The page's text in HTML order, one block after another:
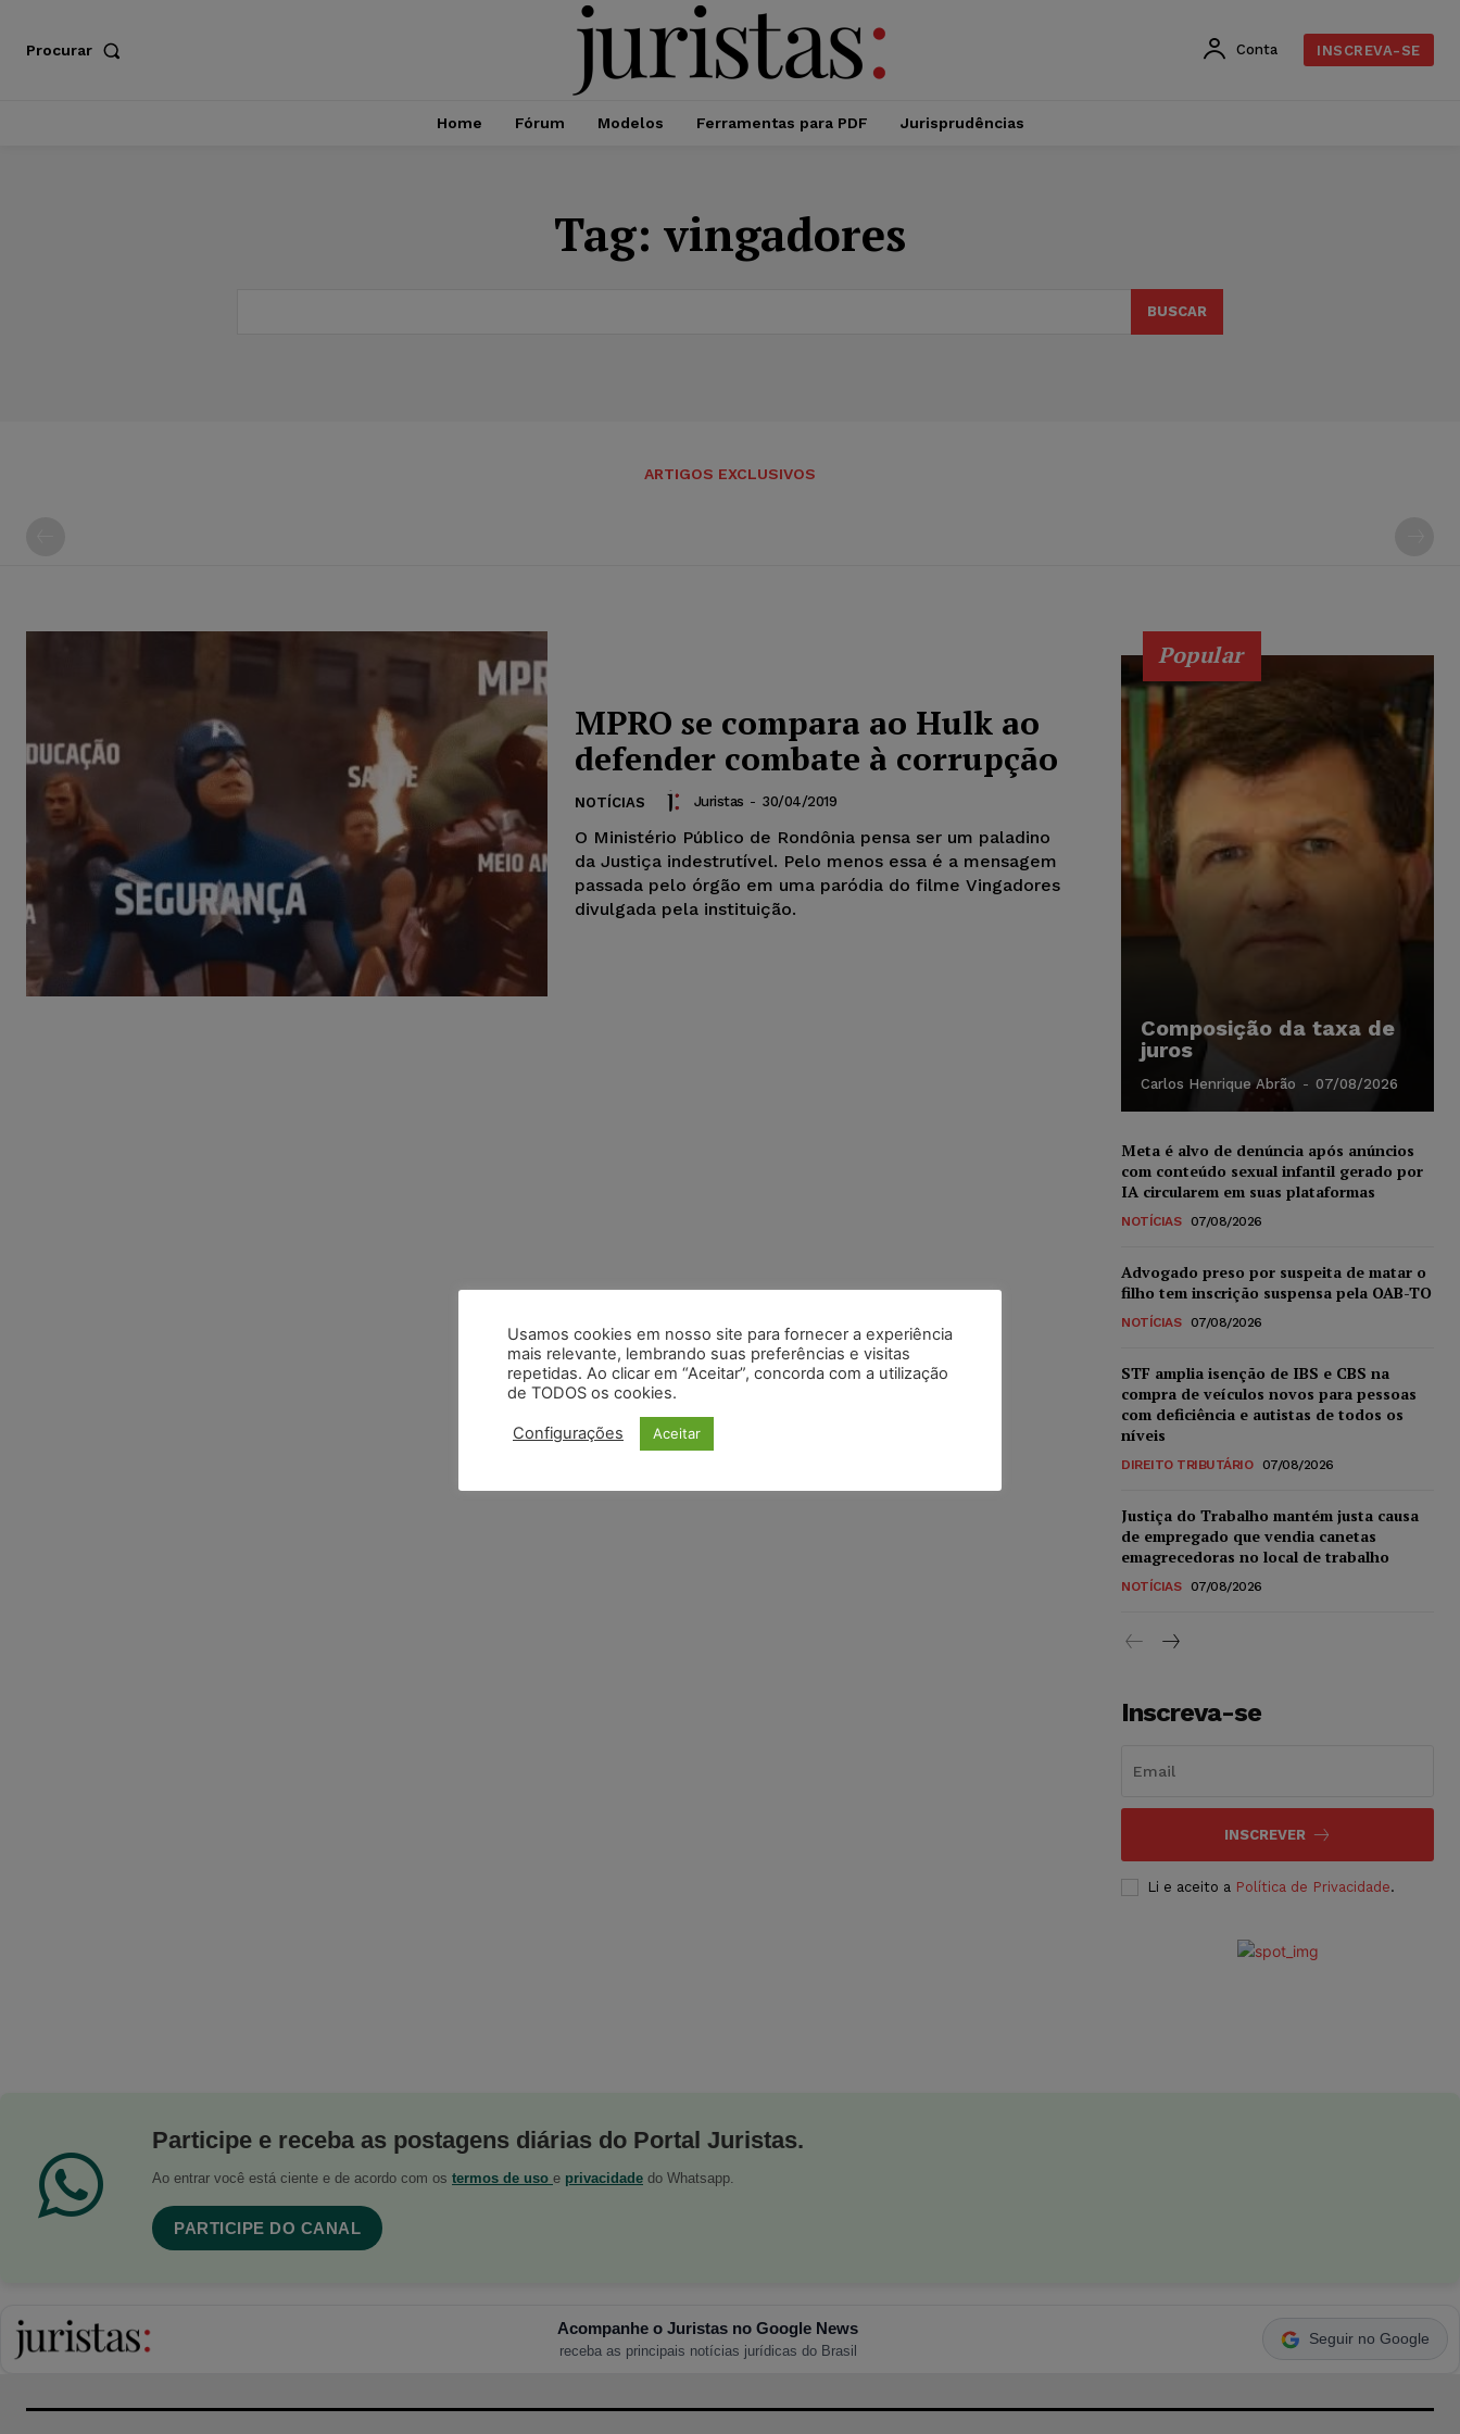
Procurar Conta INSCREVA-SE
Home Fórum Modelos Ferramentas para PDF Jurisprudências
Tag: vingadores
BUSCAR
ARTIGOS EXCLUSIVOS
MPRO se compara ao Hulk ao
defender combate à corrupção
NOTÍCIAS Juristas - 30/04/2019
O Ministério Público de Rondônia pensa ser um paladino
da Justiça indestrutível. Pelo menos essa é a mensagem
passada pelo órgão em uma paródia do filme Vingadores
divulgada pela instituição.
Popular
Composição da taxa de
juros
Carlos Henrique Abrão - 07/08/2026
Meta é alvo de denúncia após anúncios
com conteúdo sexual infantil gerado por
IA circularem em suas plataformas
NOTÍCIAS 07/08/2026
Advogado preso por suspeita de matar o
filho tem inscrição suspensa pela OAB-TO
NOTÍCIAS 07/08/2026
STF amplia isenção de IBS e CBS na
compra de veículos novos para pessoas
com deficiência e autistas de todos os
níveis
DIREITO TRIBUTÁRIO 07/08/2026
Justiça do Trabalho mantém justa causa
de empregado que vendia canetas
emagrecedoras no local de trabalho
NOTÍCIAS 07/08/2026
Inscreva-se
INSCREVER
Li e aceito a Política de Privacidade.
Participe e receba as postagens diárias do Portal Juristas.
Ao entrar você está ciente e de acordo com os termos de uso e privacidade do Whatsapp.
PARTICIPE DO CANAL
Acompanhe o Juristas no Google News
receba as principais notícias jurídicas do Brasil
Seguir no Google
Usamos cookies em nosso site para fornecer a experiência
mais relevante, lembrando suas preferências e visitas
repetidas. Ao clicar em “Aceitar”, concorda com a utilização
de TODOS os cookies.
Configurações Aceitar